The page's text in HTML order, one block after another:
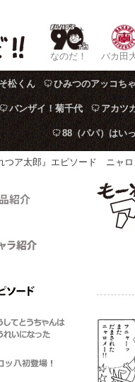
なのだ！ バカ田
松くん ひみつのアッコち
バンザイ！菊千代 アカツ
88（パパ）はい
つア太郎』エピソード ニャロ